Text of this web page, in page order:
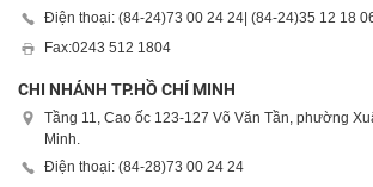
Điện thoại: (84-24)73 00 24 24| (84-24)35 12 18
Fax:0243 512 1804
CHI NHÁNH TP.HỒ CHÍ MINH
Tầng 11, Cao ốc 123-127 Võ Văn Tần, phường
Minh.
Điện thoại: (84-28)73 00 24 24